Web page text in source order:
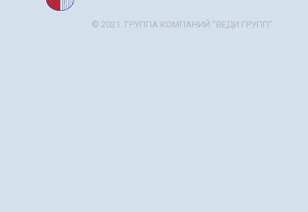
© 2021. ГРУППА КОМПАНИЙ "ВЕДИ ГРУПП".